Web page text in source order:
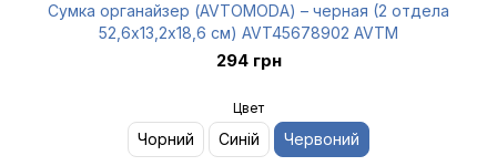
Сумка органайзер (AVTOMODA) – черная (2 отдела
52,6х13,2х18,6 см) AVT45678902 AVTM
294 грн
Цвет
Чорний Синій Червоний